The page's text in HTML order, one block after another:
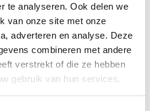
te analyseren. Ook delen we
van onze site met onze
adverteren en analyse. Deze
combineren met andere
verstrekt of die ze hebben
gebruik van hun services.
markt bij Houten Kaap